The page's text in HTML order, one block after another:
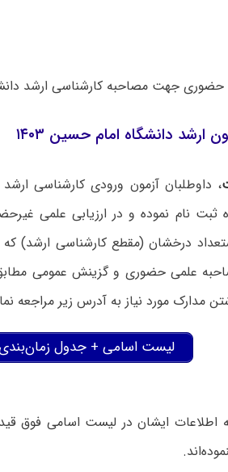
جهت مصاحبه کارشناسی ارشد دانشگاه امام
ارشد دانشگاه امام حسین ۱۴۰۳
ثبت نام نموده و در ارزیابی علمی
درخشان (مقطع کارشناسی ارشد)
علمی حضوری و گزینش عمومی
مدارک مورد نیاز به آدرس زیر مراجعه
لیست اسامی + جدول
اطلاعات ایشان در لیست اسامی فوق